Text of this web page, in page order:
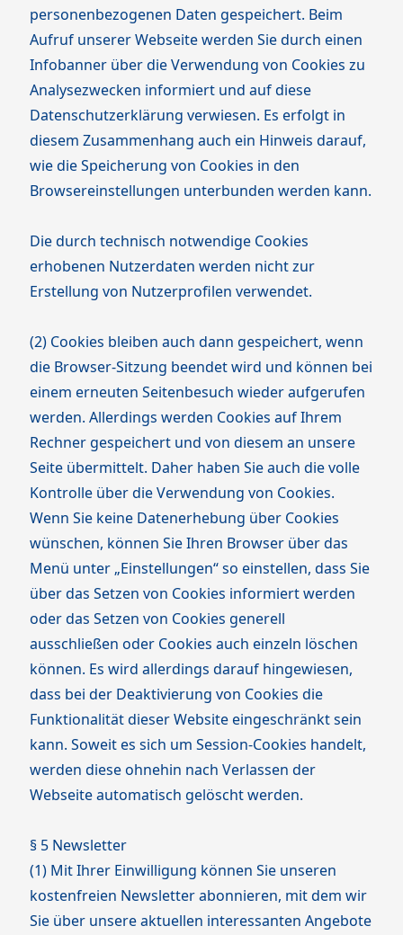
personenbezogenen Daten gespeichert. Beim
Aufruf unserer Webseite werden Sie durch einen
Infobanner über die Verwendung von Cookies zu
Analysezwecken informiert und auf diese
Datenschutzerklärung verwiesen. Es erfolgt in
diesem Zusammenhang auch ein Hinweis darauf,
wie die Speicherung von Cookies in den
Browsereinstellungen unterbunden werden kann.
Die durch technisch notwendige Cookies
erhobenen Nutzerdaten werden nicht zur
Erstellung von Nutzerprofilen verwendet.
(2) Cookies bleiben auch dann gespeichert, wenn
die Browser-Sitzung beendet wird und können bei
einem erneuten Seitenbesuch wieder aufgerufen
werden. Allerdings werden Cookies auf Ihrem
Rechner gespeichert und von diesem an unsere
Seite übermittelt. Daher haben Sie auch die volle
Kontrolle über die Verwendung von Cookies.
Wenn Sie keine Datenerhebung über Cookies
wünschen, können Sie Ihren Browser über das
Menü unter „Einstellungen“ so einstellen, dass Sie
über das Setzen von Cookies informiert werden
oder das Setzen von Cookies generell
ausschließen oder Cookies auch einzeln löschen
können. Es wird allerdings darauf hingewiesen,
dass bei der Deaktivierung von Cookies die
Funktionalität dieser Website eingeschränkt sein
kann. Soweit es sich um Session-Cookies handelt,
werden diese ohnehin nach Verlassen der
Webseite automatisch gelöscht werden.
§ 5 Newsletter
(1) Mit Ihrer Einwilligung können Sie unseren
kostenfreien Newsletter abonnieren, mit dem wir
Sie über unsere aktuellen interessanten Angebote